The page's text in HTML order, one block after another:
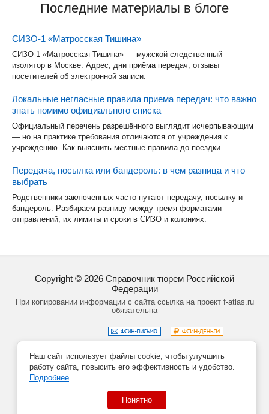
Последние материалы в блоге
СИЗО-1 «Матросская Тишина»
СИЗО-1 «Матросская Тишина» — мужской следственный
изолятор в Москве. Адрес, дни приёма передач, отзывы
посетителей об электронной записи.
Локальные негласные правила приема передач: что важно
знать помимо официального списка
Официальный перечень разрешённого выглядит исчерпывающим
— но на практике требования отличаются от учреждения к
учреждению. Как выяснить местные правила до поездки.
Передача, посылка или бандероль: в чем разница и что
выбрать
Родственники заключенных часто путают передачу, посылку и
бандероль. Разбираем разницу между тремя форматами
отправлений, их лимиты и сроки в СИЗО и колониях.
Copyright © 2026 Справочник тюрем Российской
Федерации
При копировании информации с сайта ссылка на проект f-atlas.ru
обязательна
Задать вопрос Политика обработки данных
Данный сайт не является официальным сайтом учреждений
системы ФСИН РФ.
Наш сайт использует файлы cookie, чтобы улучшить
работу сайта, повысить его эффективность и удобство.
Подробнее
Понятно